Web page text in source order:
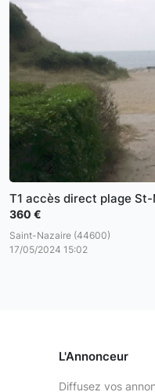
T1 accès direct plage
360 €
Saint-Nazaire (44600)
17/05/2024 15:02
L'Annonceur
Diffusez vos